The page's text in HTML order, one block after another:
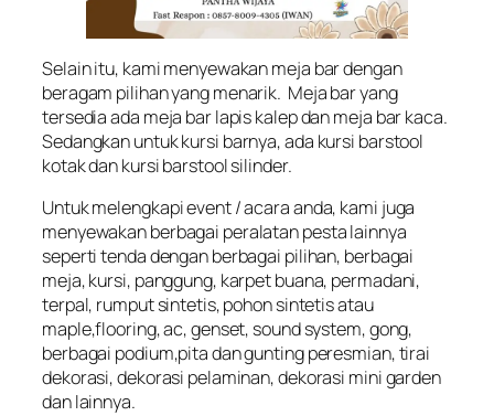
Selain itu, kami menyewakan meja bar dengan
beragam pilihan yang menarik. Meja bar yang
tersedia ada meja bar lapis kalep dan meja bar kaca.
Sedangkan untuk kursi barnya, ada kursi barstool
kotak dan kursi barstool silinder.
Untuk melengkapi event / acara anda, kami juga
menyewakan berbagai peralatan pesta lainnya
seperti tenda dengan berbagai pilihan, berbagai
meja, kursi, panggung, karpet buana, permadani,
terpal, rumput sintetis, pohon sintetis atau
maple,flooring, ac, genset, sound system, gong,
berbagai podium,pita dan gunting peresmian, tirai
dekorasi, dekorasi pelaminan, dekorasi mini garden
dan lainnya.